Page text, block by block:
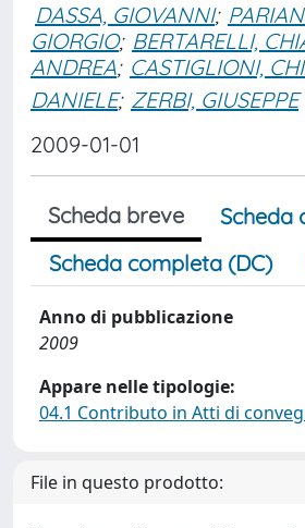
DASSA, GIOVANNI;
GIORGIO; BERTARELLI,
ANDREA; CASTIGLIONI,
DANIELE; ZERBI, GIUSEPPE
2009-01-01
Scheda breve
Scheda
Scheda completa (DC)
Anno di pubblicazione
2009
Appare nelle tipologie:
04.1 Contributo in Atti di
File in questo prodotto: